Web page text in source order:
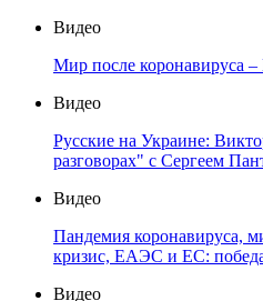
Видео
Мир после коронавируса –
Видео
Русские на Украине:
разговорах" с Сергеем
Видео
Пандемия коронавируса,
кризис, ЕАЭС и ЕС:
Видео